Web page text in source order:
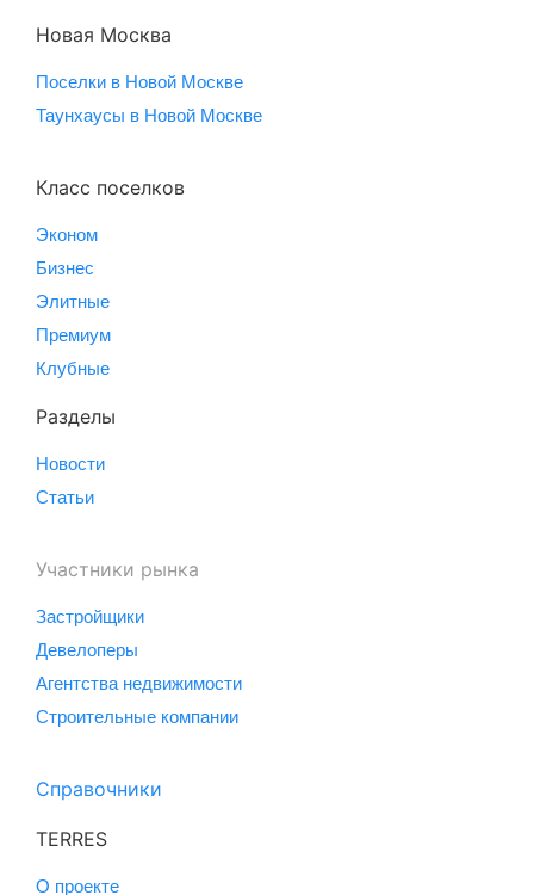
Новая Москва
Поселки в Новой Москве
Таунхаусы в Новой Москве
Класс поселков
Эконом
Бизнес
Элитные
Премиум
Клубные
Разделы
Новости
Статьи
Участники рынка
Застройщики
Девелоперы
Агентства недвижимости
Строительные компании
Справочники
TERRES
О проекте